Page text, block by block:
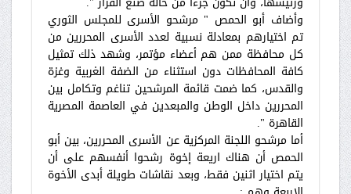
وأضاف أبو الحمص " مرشحو الأسرى للمجلس الثوري
تم اختيارهم بمعادلة نسبية لعدد الأسرى المحررين من
كل محافظة ممن هم أعضاء مؤتمر، وشهد ذلك تمثيل
كافة المحافظات دون استثناء من الضفة الغربية وغزة
والقدس، كما ضمت قائمة المرشحين تناغم وتكامل بين
المحررين داخل الوطن والمبعدين في العاصمة المصرية
القاهرة ".
أما مرشحو اللجنة المركزية عن الأسرى المحررين، بين أبو
الحمص أن هناك اريعة إخوة رشحوا أنفسهم على أن
يتم اختيار اثنين فقط، وبعد نقاشات طويلة أبدى الأخوة